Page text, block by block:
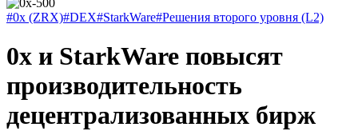
#0x (ZRX)#DEX#StarkWare#Решения второго уровня (L2)
0x и StarkWare повысят
производительность
децентрализованных бирж